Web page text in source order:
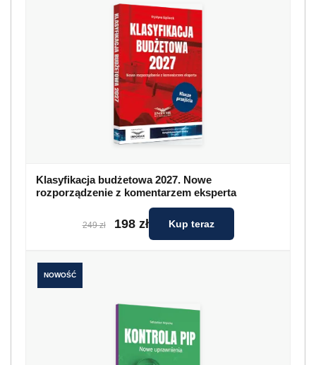
Klasyfikacja budżetowa 2027. Nowe
rozporządzenie z komentarzem eksperta
249 zł 198 zł Kup teraz
NOWOŚĆ